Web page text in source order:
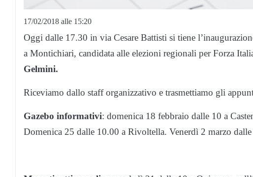
17/02/2018 alle 15:20
Oggi dalle 17.30 in via Cesare Battisti si tiene
a Montichiari, candidata alle elezioni regionali per Forza
Gelmini.
Riceviamo dallo staff organizzativo e trasmettiamo gli
Gazebo informativi: domenica 18 febbraio dalle 10 a
Domenica 25 dalle 10.00 a Rivoltella. Venerdì 2 marzo dalle